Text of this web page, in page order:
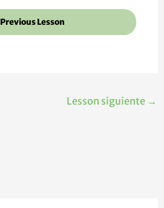
Previous Lesson
Lesson siguiente →